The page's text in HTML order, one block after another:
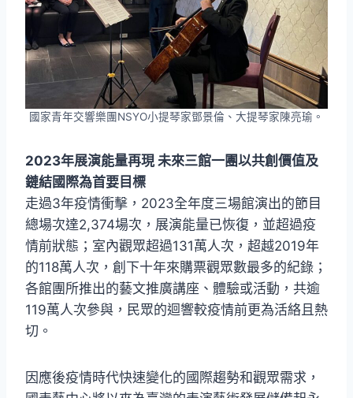
國家青年交響樂團NSYO小提琴家鄧景倫、大提琴家陳亮瑜。
2023年展演能量再現 未來三館一團以共創價值及
鏈結國際為首要目標
走過3年疫情衝擊，2023全年度三場館演出的節目
總場次達2,374場次，展演能量已恢復，並超過疫
情前狀態；室內觀眾超過131萬人次，超越2019年
的118萬人次，創下十年來購票觀眾數最多的紀錄；
各館團所推出的藝文推廣講座、體驗或活動，共逾
119萬人次參與，民眾的迴響較疫情前更為活絡且熱
切。
因應後疫情時代快速變化的國際趨勢和觀眾需求，